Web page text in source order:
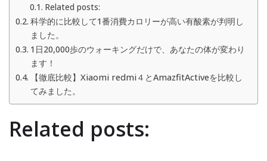
Related posts:
科学的に比較して1番消費カロリーが高い有酸素が判明し
ました。
1日20,000歩のウォーキングだけで、あなたの体が変わり
ます！
【徹底比較】Xiaomi redmi４とAmazfitActiveを比較し
てみました。
Related posts: